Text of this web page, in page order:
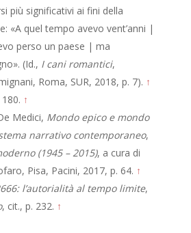
più significativi ai fini della
«A quel tempo avevo vent’anni |
perso un paese | ma
(Id., I cani romantici,
Roma, SUR, 2018, p. 7). ↑
↑
Medici, Mondo epico e mondo
narrativo contemporaneo,
(1945 – 2015), a cura di
Pisa, Pacini, 2017, p. 64. ↑
l’autorialità al tempo limite,
, cit., p. 232. ↑